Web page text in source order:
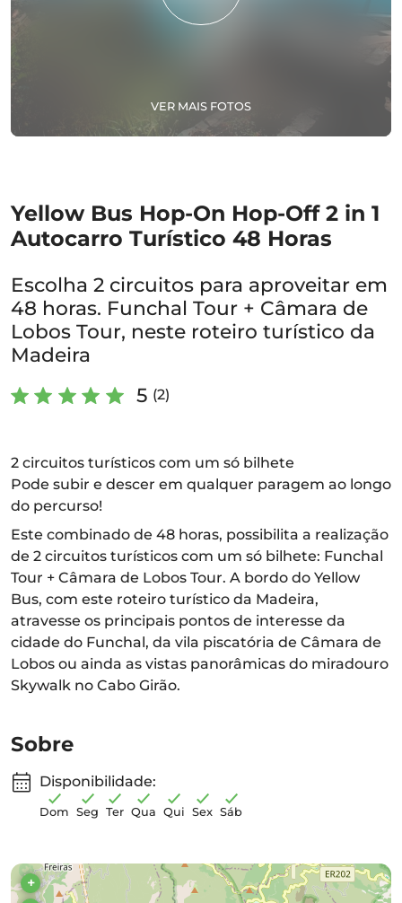
VER MAIS FOTOS
Yellow Bus Hop-On Hop-Off 2 in 1
Autocarro Turístico 48 Horas
Escolha 2 circuitos para aproveitar em
48 horas. Funchal Tour + Câmara de
Lobos Tour, neste roteiro turístico da
Madeira
5 (2)
2 circuitos turísticos com um só bilhete
Pode subir e descer em qualquer paragem ao longo
do percurso!
Este combinado de 48 horas, possibilita a realização
de 2 circuitos turísticos com um só bilhete: Funchal
Tour + Câmara de Lobos Tour. A bordo do Yellow
Bus, com este roteiro turístico da Madeira,
atravesse os principais pontos de interesse da
cidade do Funchal, da vila piscatória de Câmara de
Lobos ou ainda as vistas panorâmicas do miradouro
Skywalk no Cabo Girão.
Sobre
Disponibilidade:
Dom Seg Ter Qua Qui Sex Sáb
+